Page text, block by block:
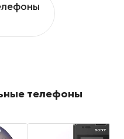
телефоны